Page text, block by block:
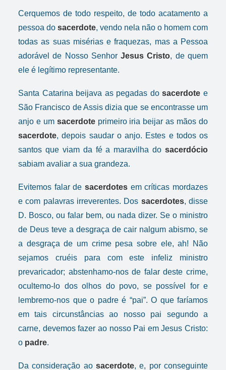
Cerquemos de todo respeito, de todo acatamento a
pessoa do sacerdote, vendo nela não o homem com
todas as suas misérias e fraquezas, mas a Pessoa
adorável de Nosso SenhorJesus Cristo, de quem
ele é legítimo representante.
Santa Catarina beijava as pegadas dosacerdote e
São Francisco de Assis dizia que se encontrasse um
anjo e um sacerdoteprimeiro iria beijar as mãos do
sacerdote, depois saudar o anjo. Estes e todos os
santos que viam da fé a maravilha do sacerdócio
sabiam avaliar a sua grandeza.
Evitemos falar de sacerdotes em críticas mordazes
e com palavras irreverentes. Dos sacerdotes, disse
D. Bosco, ou falar bem, ou nada dizer. Se o ministro
de Deus teve a desgraça de cair nalgum abismo, se
a desgraça de um crime pesa sobre ele, ah! Não
sejamos cruéis para com este infeliz ministro
prevaricador; abstenhamo-nos de falar deste crime,
ocultemo-lo dos olhos do povo, se possível for e
lembremo-nos que o padre é “pai”. O que faríamos
em tais circunstâncias ao nosso pai segundo a
carne, devemos fazer ao nosso Pai em Jesus Cristo:
o padre.
Da consideração aosacerdote, e, por conseguinte